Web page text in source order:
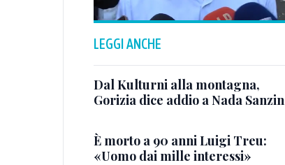
LEGGI ANCHE
Dal Kulturni alla montagna,
Gorizia dice addio a Nada Sanzin
È morto a 90 anni Luigi Treu:
«Uomo dai mille interessi»